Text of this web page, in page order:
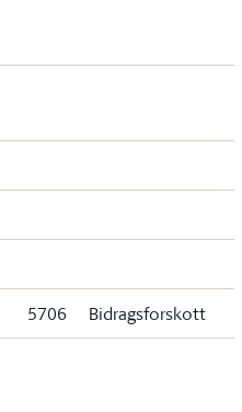
5706 Bidragsforskott